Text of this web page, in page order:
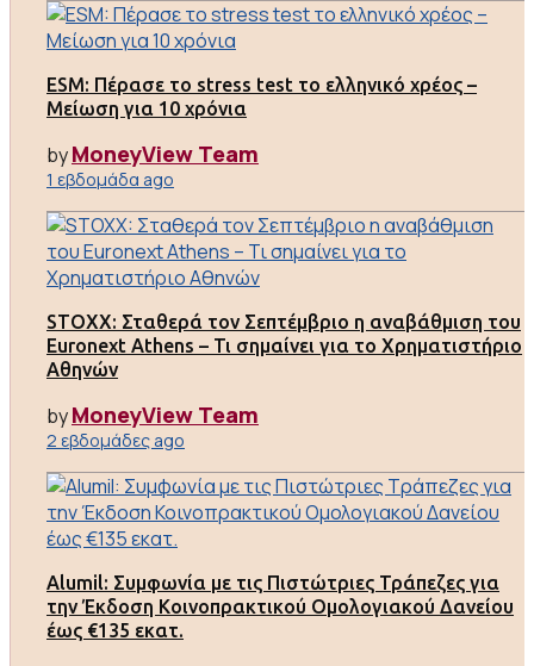
ESM: Πέρασε το stress test το ελληνικό χρέος –
Μείωση για 10 χρόνια
byMoneyView Team
1 εβδομάδα ago
STOXX: Σταθερά τον Σεπτέμβριο η αναβάθμιση του
Euronext Athens – Τι σημαίνει για το Χρηματιστήριο
Αθηνών
byMoneyView Team
2 εβδομάδες ago
Alumil: Συμφωνία με τις Πιστώτριες Τράπεζες για
την Έκδοση Κοινοπρακτικού Ομολογιακού Δανείου
έως €135 εκατ.